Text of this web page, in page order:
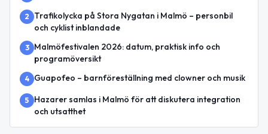
2
Trafikolycka på Stora Nygatan i Malmö – personbil
och cyklist inblandade
3
Malmöfestivalen 2026: datum, praktisk info och
programöversikt
4 Guapofeo – barnföreställning med clowner och musik
5
Hazarer samlas i Malmö för att diskutera integration
och utsatthet